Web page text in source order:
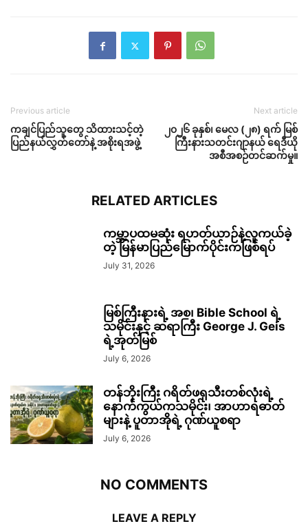
Previous article
ကချင်ပြည်သူတွေ သိထားသင့်တဲ့
ပြည်နယ်လွှတ်တော်နဲ့ အစိုးရအဖွဲ့
Next article
၂၀၂၆ ခုနှစ်၊ မေလ (၂၈) ရက် မြစ်
ကြီးနားသတင်းဂျာနယ် ရေဒီယို
အစီအစဉ်တင်ဆက်မှု။
RELATED ARTICLES
ကမ္ဘာ့ပထမဆုံး ရဟတ်ယာဉ်နဲ့လူကယ်ခဲ့
တဲ့ မြန်မာပြည်မြောက်ပိုင်းကဖြစ်ရပ်
July 31, 2026
မြစ်ကြီးနားရဲ့ အစ၊ Bible School ရဲ့
သမိုင်းနှင့် ဆရာကြီး George J. Geis
ရဲ့အုတ်မြစ်
July 6, 2026
တန်ဘိုးကြီး ဂရိတ်ဖရုသီးတစ်လုံးရဲ့
နောက်ကွယ်ကသမိုင်း၊ အာဟာရဓာတ်
များနဲ့ ပူတာအိုရဲ့ ဂုဏ်ယူစရာ
July 6, 2026
NO COMMENTS
LEAVE A REPLY